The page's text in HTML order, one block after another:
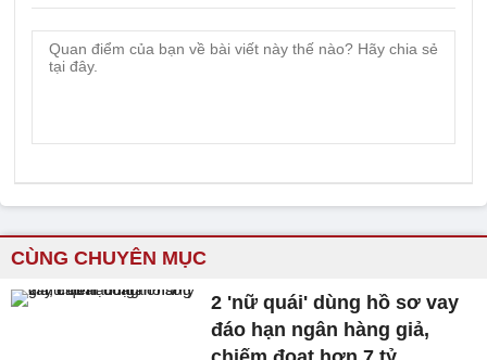
CÙNG CHUYÊN MỤC
2 'nữ quái' dùng hồ sơ vay
đáo hạn ngân hàng giả,